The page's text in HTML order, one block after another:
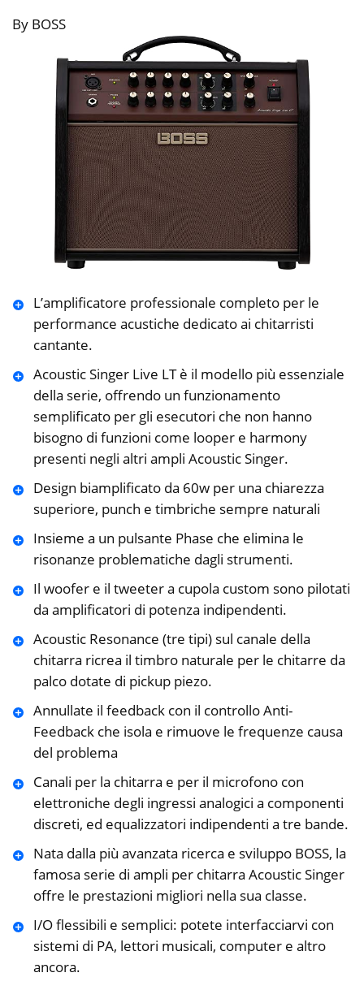
By BOSS
L’amplificatore professionale completo per le
performance acustiche dedicato ai chitarristi
cantante.
Acoustic Singer Live LT è il modello più essenziale
della serie, offrendo un funzionamento
semplificato per gli esecutori che non hanno
bisogno di funzioni come looper e harmony
presenti negli altri ampli Acoustic Singer.
Design biamplificato da 60w per una chiarezza
superiore, punch e timbriche sempre naturali
Insieme a un pulsante Phase che elimina le
risonanze problematiche dagli strumenti.
Il woofer e il tweeter a cupola custom sono pilotati
da amplificatori di potenza indipendenti.
Acoustic Resonance (tre tipi) sul canale della
chitarra ricrea il timbro naturale per le chitarre da
palco dotate di pickup piezo.
Annullate il feedback con il controllo Anti-
Feedback che isola e rimuove le frequenze causa
del problema
Canali per la chitarra e per il microfono con
elettroniche degli ingressi analogici a componenti
discreti, ed equalizzatori indipendenti a tre bande.
Nata dalla più avanzata ricerca e sviluppo BOSS, la
famosa serie di ampli per chitarra Acoustic Singer
offre le prestazioni migliori nella sua classe.
I/O flessibili e semplici: potete interfacciarvi con
sistemi di PA, lettori musicali, computer e altro
ancora.